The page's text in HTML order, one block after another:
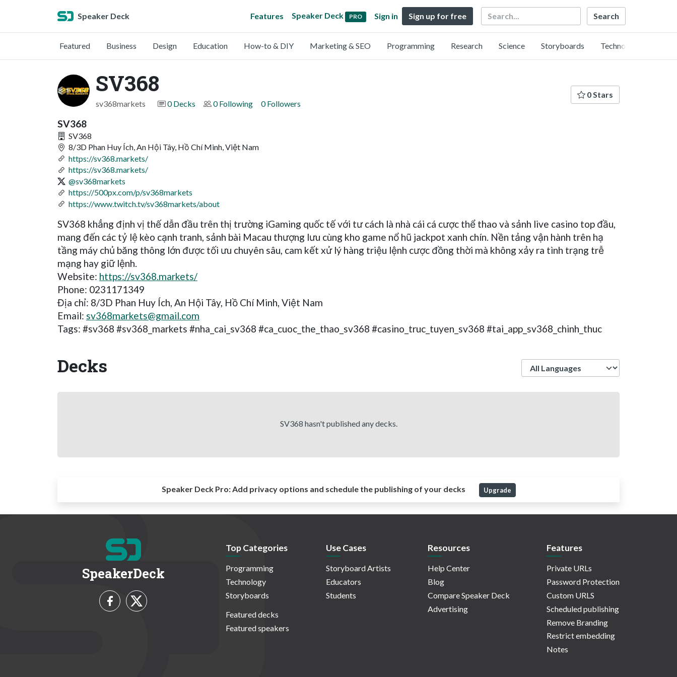
Speaker Deck Features Speaker Deck PRO Sign in Sign up for free Search
Featured Business Design Education How-to & DIY Marketing & SEO Programming Research Science Storyboards Technology
SV368
sv368markets 0 Decks 0 Following 0 Followers
0 Stars
SV368
SV368
8/3D Phan Huy Ích, An Hội Tây, Hồ Chí Minh, Việt Nam
https://sv368.markets/
https://sv368.markets/
@sv368markets
https://500px.com/p/sv368markets
https://www.twitch.tv/sv368markets/about
SV368 khẳng định vị thế dẫn đầu trên thị trường iGaming quốc tế với tư cách là nhà cái cá cược thể thao và sảnh live casino top đầu,
mang đến các tỷ lệ kèo cạnh tranh, sảnh bài Macau thượng lưu cùng kho game nổ hũ jackpot xanh chín. Nền tảng vận hành trên hạ
tầng máy chủ băng thông lớn được tối ưu chuyên sâu, cam kết xử lý hàng triệu lệnh cược đồng thời mà không xảy ra tình trạng trễ
mạng hay giữ lệnh.
Website: https://sv368.markets/
Phone: 0231171349
Địa chỉ: 8/3D Phan Huy Ích, An Hội Tây, Hồ Chí Minh, Việt Nam
Email: sv368markets@gmail.com
Tags: #sv368 #sv368_markets #nha_cai_sv368 #ca_cuoc_the_thao_sv368 #casino_truc_tuyen_sv368 #tai_app_sv368_chinh_thuc
Decks
SV368 hasn't published any decks.
Speaker Deck Pro:Add privacy options and schedule the publishing of your decks Upgrade
SpeakerDeck
Top Categories
Programming
Technology
Storyboards
Featured decks
Featured speakers
Use Cases
Storyboard Artists
Educators
Students
Resources
Help Center
Blog
Compare Speaker Deck
Advertising
Features
Private URLs
Password Protection
Custom URLS
Scheduled publishing
Remove Branding
Restrict embedding
Notes